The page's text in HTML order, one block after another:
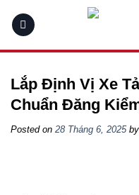
Lắp Định Vị Xe
Chuẩn Đăng
Posted on 28 Tháng 6, 2025